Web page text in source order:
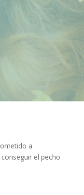
a
el pecho